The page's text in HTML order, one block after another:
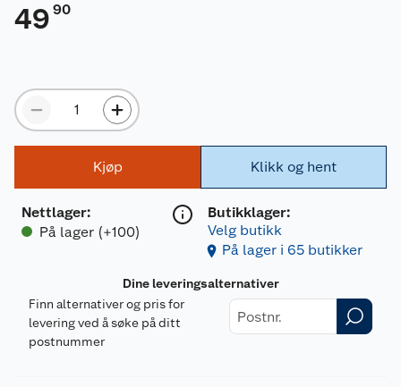
49 90
Kjøp
Nettlager:
På lager (+100)
Klikk og hent
Butikklager:
Velg butikk
På lager i 65 butikker
Dine leveringsalternativer
Finn alternativer og pris for
levering ved å søke på ditt
postnummer